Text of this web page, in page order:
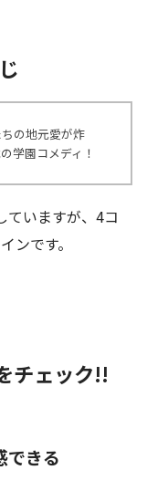
の地元愛が炸
学園コメディ！
いますが、4コ
ンです。
チェック!!
できる